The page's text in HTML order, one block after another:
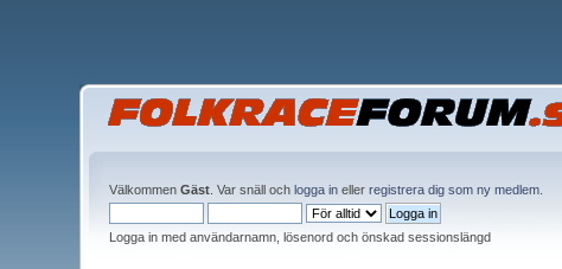
VälkommenGäst . Var snäll ochlogga in ellerregistrera dig som ny medlem
Logga in med användarnamn, lösenord och önskad sessionslängd